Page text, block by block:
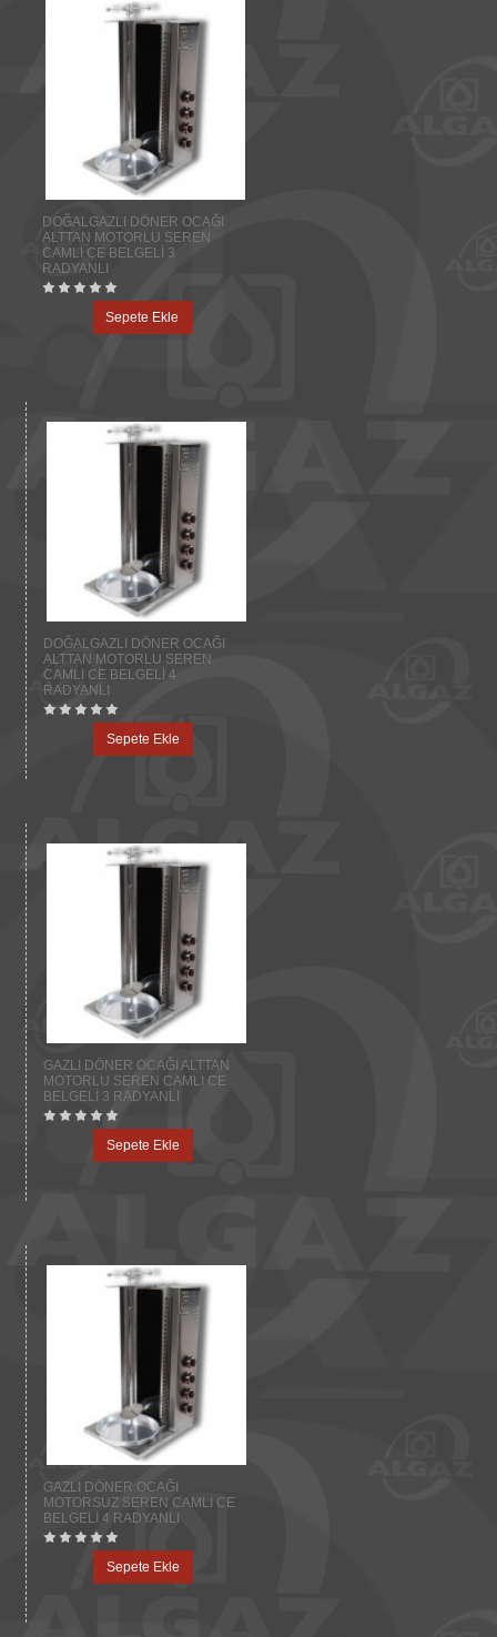
DOĞALGAZLI DÖNER OCAĞI
ALTTAN MOTORLU SEREN
CAMLI CE BELGELİ 3
RADYANLI
Sepete Ekle
DOĞALGAZLI DÖNER OCAĞI
ALTTAN MOTORLU SEREN
CAMLI CE BELGELİ 4
RADYANLI
Sepete Ekle
GAZLI DÖNER OCAĞI ALTTAN
MOTORLU SEREN CAMLI CE
BELGELİ 3 RADYANLI
Sepete Ekle
GAZLI DÖNER OCAĞI
MOTORSUZ SEREN CAMLI CE
BELGELİ 4 RADYANLI
Sepete Ekle